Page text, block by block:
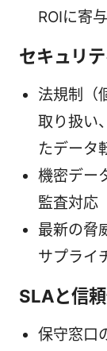
ROIに寄
セキュリ
法規制（
取り扱い
たデータ
機密デー
監査対応
最新の脅
サプライ
SLAと信
保守窓口